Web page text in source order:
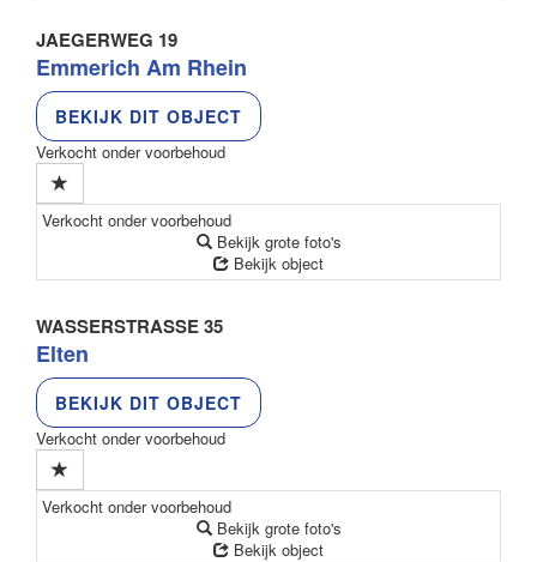
JAEGERWEG 19
Emmerich Am Rhein
BEKIJK DIT OBJECT
Verkocht onder voorbehoud
Verkocht onder voorbehoud
Bekijk grote foto's
Bekijk object
WASSERSTRASSE 35
Elten
BEKIJK DIT OBJECT
Verkocht onder voorbehoud
Verkocht onder voorbehoud
Bekijk grote foto's
Bekijk object